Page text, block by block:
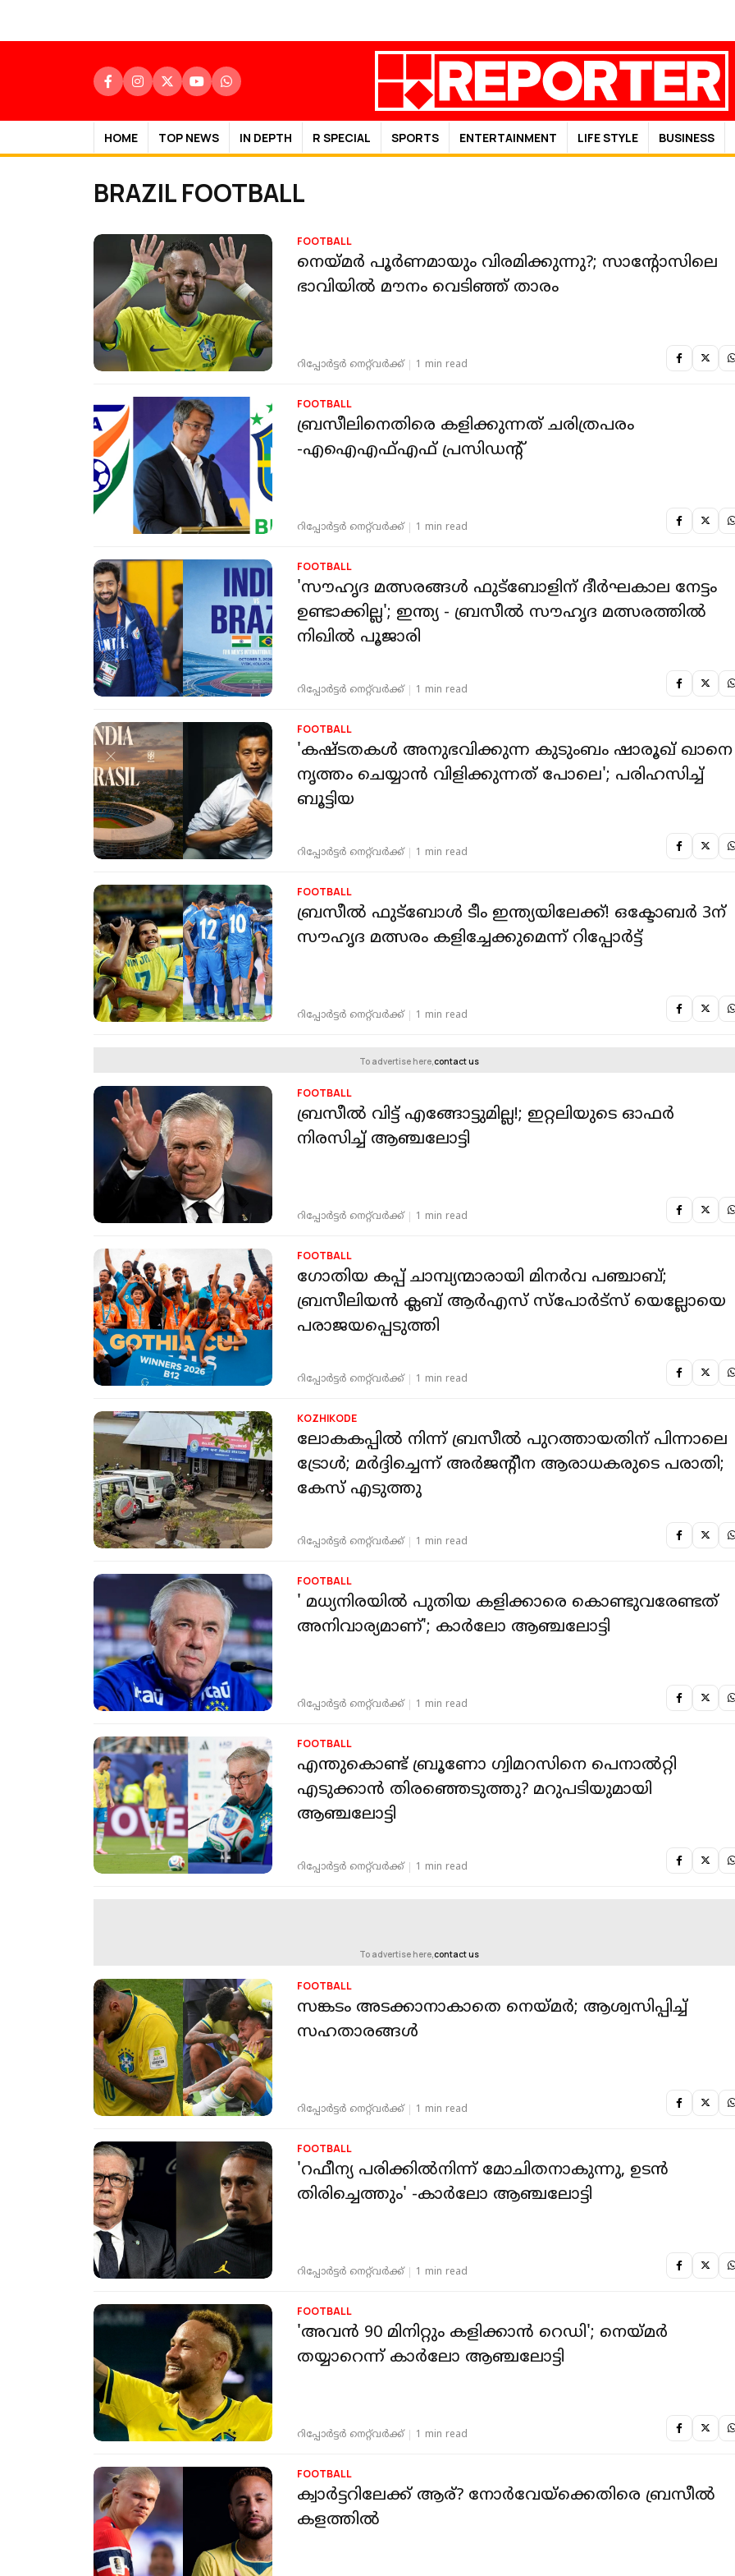
HOME TOP NEWS IN DEPTH R SPECIAL SPORTS ENTERTAINMENT LIFE STYLE BUSINESS
BRAZIL FOOTBALL
FOOTBALL
നെയ്മർ പൂർണമായും വിരമിക്കുന്നു?; സാന്റോസിലെ
ഭാവിയിൽ മൗനം വെടിഞ്ഞ് താരം
റിപ്പോർട്ടർ നെറ്റ്‌വര്‍ക്ക്‌ 1 min read
FOOTBALL
ബ്രസീലിനെതിരെ കളിക്കുന്നത് ചരിത്രപരം
-എഐഎഫ്എഫ് പ്രസിഡന്റ്
റിപ്പോർട്ടർ നെറ്റ്‌വര്‍ക്ക്‌ 1 min read
FOOTBALL
'സൗഹൃദ മത്സരങ്ങൾ ഫുട്ബോളിന് ദീർഘകാല നേട്ടം
ഉണ്ടാക്കില്ല'; ഇന്ത്യ - ബ്രസീൽ സൗഹൃദ മത്സരത്തിൽ
നിഖിൽ പൂജാരി
റിപ്പോർട്ടർ നെറ്റ്‌വര്‍ക്ക്‌ 1 min read
FOOTBALL
'കഷ്ടതകൾ അനുഭവിക്കുന്ന കുടുംബം ഷാരൂഖ് ഖാനെ
നൃത്തം ചെയ്യാൻ വിളിക്കുന്നത് പോലെ'; പരിഹസിച്ച്
ബൂട്ടിയ
റിപ്പോർട്ടർ നെറ്റ്‌വര്‍ക്ക്‌ 1 min read
FOOTBALL
ബ്രസീല്‍ ഫുട്‌ബോള്‍ ടീം ഇന്ത്യയിലേക്ക്! ഒക്ടോബര്‍ 3ന്
സൗഹൃദ മത്സരം കളിച്ചേക്കുമെന്ന് റിപ്പോര്‍ട്ട്
റിപ്പോർട്ടർ നെറ്റ്‌വര്‍ക്ക്‌ 1 min read
To advertise here,contact us
FOOTBALL
ബ്രസീൽ വിട്ട് എങ്ങോട്ടുമില്ല!; ഇറ്റലിയുടെ ഓഫർ
നിരസിച്ച് ആഞ്ചലോട്ടി
റിപ്പോർട്ടർ നെറ്റ്‌വര്‍ക്ക്‌ 1 min read
FOOTBALL
ഗോതിയ കപ്പ് ചാമ്പ്യന്മാരായി മിനർവ പഞ്ചാബ്;
ബ്രസീലിയൻ ക്ലബ് ആർഎസ് സ്പോർട്സ് യെല്ലോയെ
പരാജയപ്പെടുത്തി
റിപ്പോർട്ടർ നെറ്റ്‌വര്‍ക്ക്‌ 1 min read
KOZHIKODE
ലോകകപ്പിൽ നിന്ന് ബ്രസീൽ പുറത്തായതിന് പിന്നാലെ
ട്രോൾ; മർദ്ദിച്ചെന്ന് അർജൻ്റീന ആരാധകരുടെ പരാതി;
കേസ് എടുത്തു
റിപ്പോർട്ടർ നെറ്റ്‌വര്‍ക്ക്‌ 1 min read
FOOTBALL
' മധ്യനിരയിൽ പുതിയ കളിക്കാരെ കൊണ്ടുവരേണ്ടത്
അനിവാര്യമാണ്'; കാർലോ ആഞ്ചലോട്ടി
റിപ്പോർട്ടർ നെറ്റ്‌വര്‍ക്ക്‌ 1 min read
FOOTBALL
എന്തുകൊണ്ട് ബ്രൂണോ ഗ്വിമറസിനെ പെനാൽറ്റി
എടുക്കാൻ തിരഞ്ഞെടുത്തു? മറുപടിയുമായി
ആഞ്ചലോട്ടി
റിപ്പോർട്ടർ നെറ്റ്‌വര്‍ക്ക്‌ 1 min read
To advertise here,contact us
FOOTBALL
സങ്കടം അടക്കാനാകാതെ നെയ്മർ; ആശ്വസിപ്പിച്ച്
സഹതാരങ്ങൾ
റിപ്പോർട്ടർ നെറ്റ്‌വര്‍ക്ക്‌ 1 min read
FOOTBALL
'റഫീന്യ പരിക്കില്‍നിന്ന് മോചിതനാകുന്നു, ഉടന്‍
തിരിച്ചെത്തും' -കാര്‍ലോ ആഞ്ചലോട്ടി
റിപ്പോർട്ടർ നെറ്റ്‌വര്‍ക്ക്‌ 1 min read
FOOTBALL
'അവൻ 90 മിനിറ്റും കളിക്കാൻ റെഡി'; നെയ്മർ
തയ്യാറെന്ന് കാർലോ ആഞ്ചലോട്ടി
റിപ്പോർട്ടർ നെറ്റ്‌വര്‍ക്ക്‌ 1 min read
FOOTBALL
ക്വാർട്ടറിലേക്ക് ആര്? നോർവേയ്‌ക്കെതിരെ ബ്രസീൽ
കളത്തിൽ